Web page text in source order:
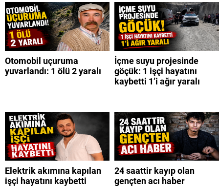
Otomobil uçuruma
yuvarlandı: 1 ölü 2 yaralı
İçme suyu projesinde
göçük: 1 işçi hayatını
kaybetti 1’i ağır yaralı
Elektrik akımına kapılan
işçi hayatını kaybetti
24 saattir kayıp olan
gençten acı haber